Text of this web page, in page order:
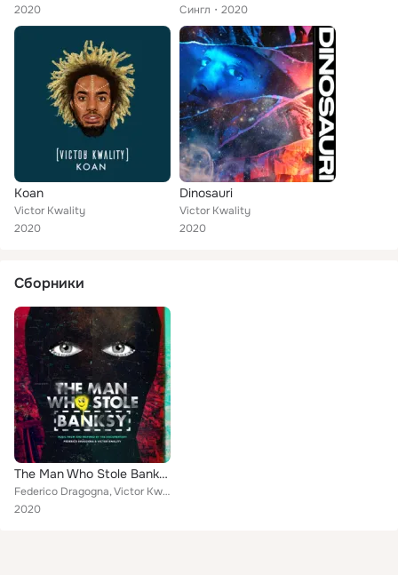
2020
Сингл
2020
Koan
Victor Kwality
2020
Dinosauri
Victor Kwality
2020
Сборники
The Man Who Stole Banksy (Music From And Inspired By The Documentary)
Federico Dragogna, Victor Kwality
2020